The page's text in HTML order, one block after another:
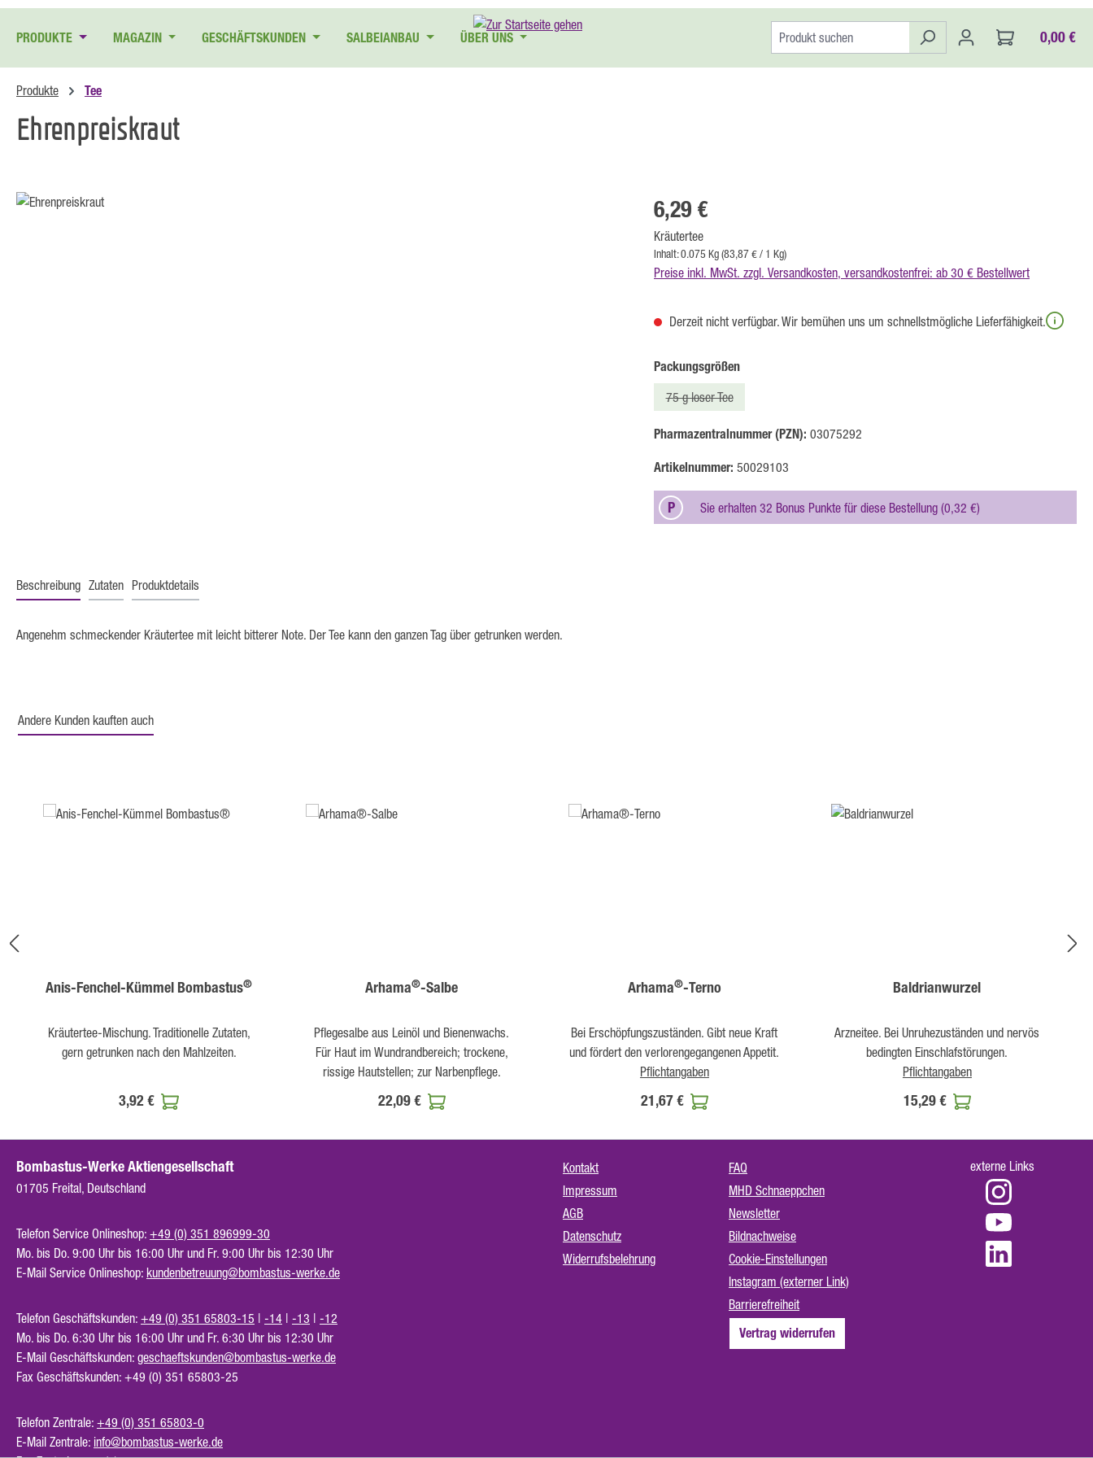
PRODUKTE
MAGAZIN GESCHÄFTSKUNDEN SALBEIANBAU ÜBER UNS 0,00 €
Produkte Tee
Ehrenpreiskraut
Bildergalerie überspringen Regulärer Preis:
6,29 €
Kräutertee
Inhalt:0.075 Kg(83,87 € / 1 Kg)
Preise inkl. MwSt. zzgl. Versandkosten, versandkostenfrei: ab 30 € Bestellwert
Derzeit nicht verfügbar. Wir bemühen uns um schnellstmögliche Lieferfähigkeit.
Packungsgrößenauswählen
75 g loser Tee
(Diese Option ist zurzeit nicht verfügbar.)
Pharmazentralnummer (PZN): 03075292
Artikelnummer: 50029103
P Sie erhalten 32 Bonus Punkte für diese Bestellung (0,32 €)
Beschreibung Zutaten Produktdetails
Angenehm schmeckender Kräutertee mit leicht bitterer Note. Der Tee kann den ganzen Tag über getrunken werden.
Andere Kunden kauften auch
Anis-Fenchel-Kümmel Bombastus®
Kräutertee-Mischung. Traditionelle Zutaten,
gern getrunken nach den Mahlzeiten.
3,92 €
Arhama®-Salbe
Pflegesalbe aus Leinöl und Bienenwachs.
Für Haut im Wundrandbereich; trockene,
rissige Hautstellen; zur Narbenpflege.
22,09 €
Arhama®-Terno
Bei Erschöpfungszuständen. Gibt neue Kraft
Pflichtangaben
21,67 €
Baldrianwurzel
Arzneitee. Bei Unruhezuständen und nervös
Pflichtangaben
15,29 €
Bombastus-Werke Aktiengesellschaft
01705 Freital, Deutschland
Telefon Service Onlineshop: +49 (0) 351 896999-30
Mo. bis Do. 9:00 Uhr bis 16:00 Uhr und Fr. 9:00 Uhr bis 12:30 Uhr
E-Mail Service Onlineshop: kundenbetreuung@bombastus-werke.de
Telefon Geschäftskunden: +49 (0) 351 65803-15 | -14 | -13 | -12
Mo. bis Do. 6:30 Uhr bis 16:00 Uhr und Fr. 6:30 Uhr bis 12:30 Uhr
E-Mail Geschäftskunden: geschaeftskunden@bombastus-werke.de
Fax Geschäftskunden: +49 (0) 351 65803-25
Telefon Zentrale: +49 (0) 351 65803-0
E-Mail Zentrale: info@bombastus-werke.de
Kontakt
Impressum
AGB
Datenschutz
Widerrufsbelehrung
FAQ
MHD Schnaeppchen
Newsletter
Bildnachweise
Cookie-Einstellungen
Instagram (externer Link)
Barrierefreiheit
Vertrag widerrufen
externe Links